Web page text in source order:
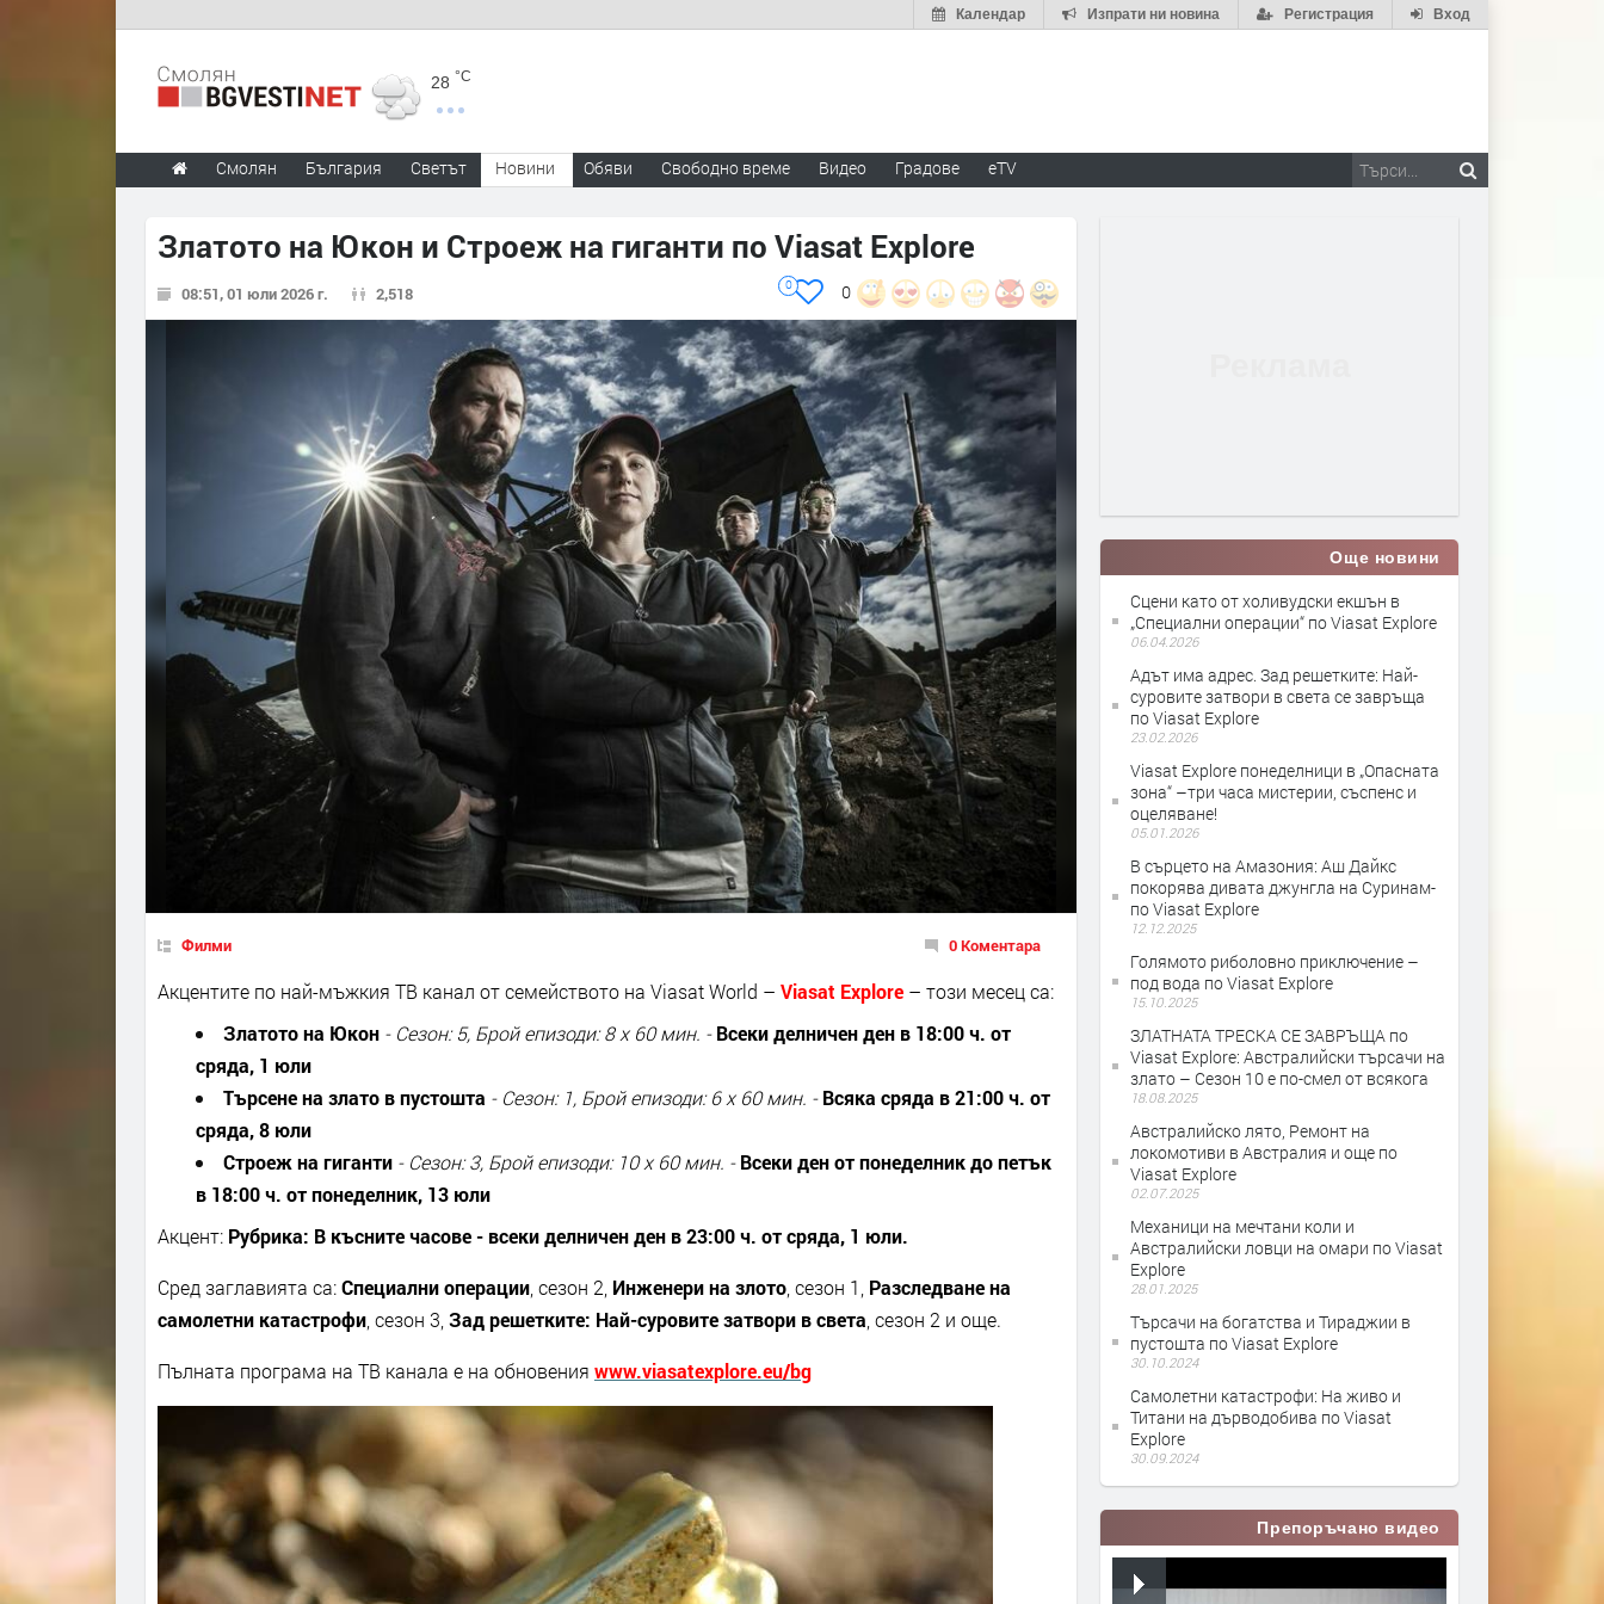
Вход
Регистрация
Изпрати ни новина
Календар
28 °C
Смолян България Светът Новини Обяви Свободно време Видео Градове eTV
Златото на Юкон и Строеж на гиганти по Viasat Explore
08:51, 01 юли 2026 г. 2,518 0
0
Филми 0 Коментара
Акцентите по най-мъжкия ТВ канал от семейството на Viasat World – Viasat Explore – този месец са:
Златото на Юкон - Сезон: 5, Брой епизоди: 8 x 60 мин. -Всеки делничен ден в 18:00 ч. от
сряда, 1 юли
Търсене на злато в пустошта - Сезон: 1, Брой епизоди: 6 x 60 мин. -Всяка сряда в 21:00 ч. от
сряда,8 юли
Строеж на гиганти - Сезон: 3, Брой епизоди: 10 x 60 мин. -Всеки ден от понеделник до петък
в 18:00 ч. от понеделник, 13 юли
Акцент: Рубрика: В късните часове- всеки делничен ден в 23:00 ч. от сряда, 1 юли.
Сред заглавията са:Специални операции , сезон 2, Инженери на злото , сезон 1 Разследване на
самолетни катастрофи , сезон 3 Зад решетките: Най-суровите затвори в света , сезон 2 и още.
Пълната програма на ТВ канала е на обновения www.viasatexplore.eu/bg
Още новини
Сцени като от холивудски екшън в
„Специални операции“ по Viasat Explore
06.04.2026
Адът има адрес. Зад решетките: Най-
суровите затвори в света се завръща
по Viasat Explore
23.02.2026
Viasat Explore понеделници в „Опасната
зона“ –три часа мистерии, съспенс и
оцеляване!
05.01.2026
В сърцето на Амазония: Аш Дайкс
покорява дивата джунгла на Суринам-
по Viasat Explore
12.12.2025
Голямото риболовно приключение –
под вода по Viasat Explore
15.10.2025
ЗЛАТНАТА ТРЕСКА СЕ ЗАВРЪЩА по
Viasat Explore: Австралийски търсачи на
злато – Сезон 10 е по-смел от всякога
18.08.2025
Австралийско лято, Ремонт на
локомотиви в Австралия и още по
Viasat Explore
02.07.2025
Механици на мечтани коли и
Австралийски ловци на омари по Viasat
Explore
28.01.2025
Търсачи на богатства и Тираджии в
пустошта по Viasat Explore
30.10.2024
Самолетни катастрофи: На живо и
Титани на дърводобива по Viasat
Explore
30.09.2024
Препоръчано видео